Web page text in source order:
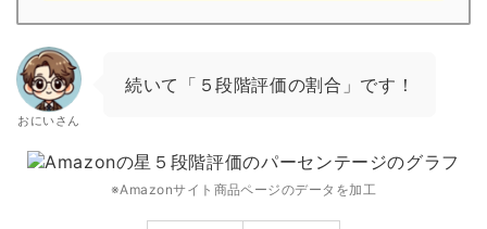
おにいさん
続いて「５段階評価の割合」です！
※Amazonサイト商品ページのデータを加工